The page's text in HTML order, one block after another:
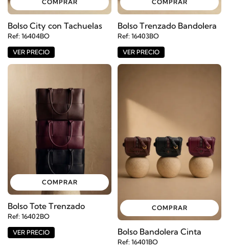
COMPRAR
Bolso City con Tachuelas
Ref: 16404BO
VER PRECIO
COMPRAR
Bolso Trenzado Bandolera
Ref: 16403BO
VER PRECIO
COMPRAR
Bolso Tote Trenzado
Ref: 16402BO
VER PRECIO
COMPRAR
Bolso Bandolera Cinta
Ref: 16401BO